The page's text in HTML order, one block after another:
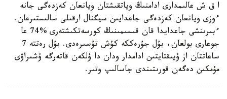
ا ق ش عالىمدارى ادامنىڭ وياتقىشتان ويانعان كەزدەگى جانە
ءوزى ويانعان كەزدەگى جاعدايىن سيگنال ارقىلى سالىستىرعان.
ءبىرىنشى جاعدايدا قان قىسىمىنىڭ كورسەتكىشتەرى %74 عا
جوعارى بولعان، بۇل جۇرەككە كۇش تۇسىرەدى. بۇل رەتتە 7
ساعاتتان از ۇيىقتايتىن ادامدار ودان دا ۇلكەن قاتەرگە ۇشىراۋى
مۇمكىن دەگەن قورىتىندى جاسالىپ وتىر.